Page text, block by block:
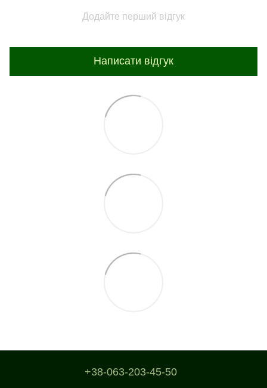
Додайте перший відгук
Написати відгук
+38-063-203-45-50